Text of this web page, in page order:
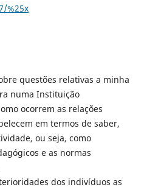
%25x
questões relativas a minha
numa Instituição
ocorrem as relações
em termos de saber,
ou seja, como
e as normas
dos indivíduos as